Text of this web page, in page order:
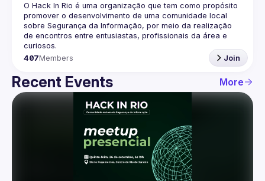
O Hack In Rio é uma organização que tem como propósito
promover o desenvolvimento de uma comunidade local
sobre Segurança da Informação, por meio da realização
de encontros entre entusiastas, profissionais da área e
407Members Join
Recent Events More